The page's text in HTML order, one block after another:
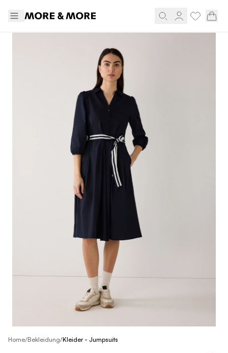
Home/Bekleidung/Kleider - Jumpsuits